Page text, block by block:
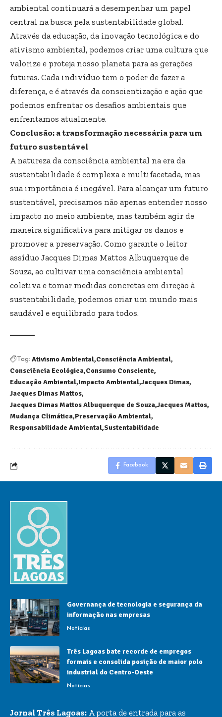
ambiental continuará a desempenhar um papel
central na busca pela sustentabilidade global.
Através da educação, da inovação tecnológica e do
ativismo ambiental, podemos criar uma cultura que
valorize e proteja nosso planeta para as gerações
futuras. Cada indivíduo tem o poder de fazer a
diferença, e é através da conscientização e ação que
podemos enfrentar os desafios ambientais que
enfrentamos atualmente.
Conclusão: a transformação necessária para um
futuro sustentável
A natureza da consciência ambiental na era da
sustentabilidade é complexa e multifacetada, mas
sua importância é inegável. Para alcançar um futuro
sustentável, precisamos não apenas entender nosso
impacto no meio ambiente, mas também agir de
maneira significativa para mitigar os danos e
promover a preservação. Como garante o leitor
assíduo Jacques Dimas Mattos Albuquerque de
Souza, ao cultivar uma consciência ambiental
coletiva e tomar medidas concretas em direção à
sustentabilidade, podemos criar um mundo mais
saudável e equilibrado para todos.
Tag: Ativismo Ambiental Consciência Ambiental
Consciência Ecológica Consumo Consciente
Educação Ambiental Impacto Ambiental Jacques Dimas
Jacques Dimas Mattos
Jacques Dimas Mattos Albuquerque de Souza Jacques Mattos
Mudança Climática Preservação Ambiental
Responsabilidade Ambiental Sustentabilidade
Facebook
Governança de tecnologia e segurança da
informação nas empresas
Notícias
Três Lagoas bate recorde de empregos
formais e consolida posição de maior polo
industrial do Centro-Oeste
Notícias
Jornal Três Lagoas: A porta de entrada para as